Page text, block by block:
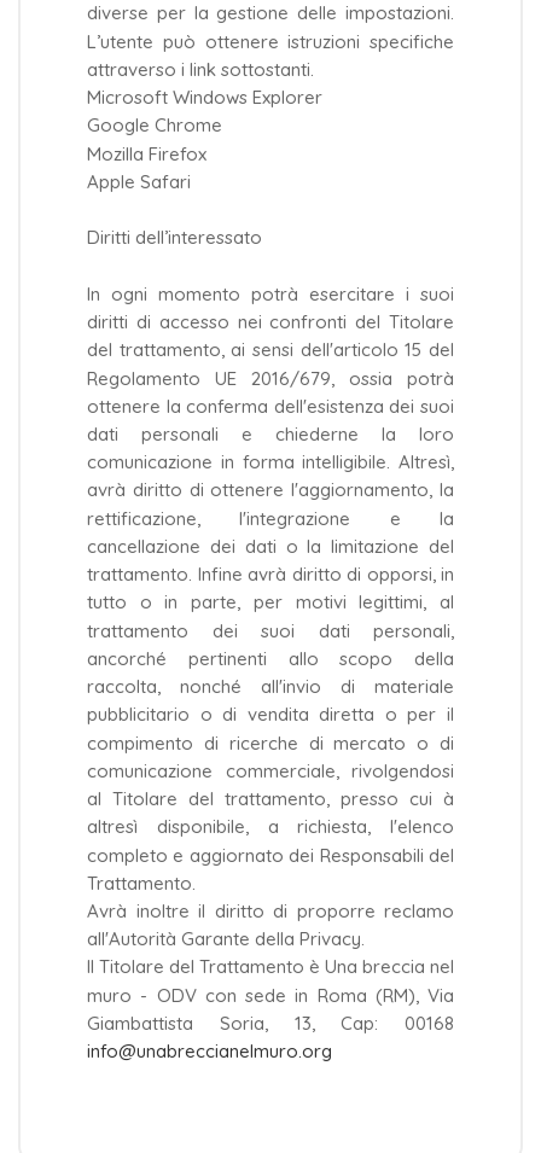
diverse per la gestione delle impostazioni.
L’utente può ottenere istruzioni specifiche
attraverso i link sottostanti.
Microsoft Windows Explorer
Google Chrome
Mozilla Firefox
Apple Safari
Diritti dell’interessato
In ogni momento potrà esercitare i suoi
diritti di accesso nei confronti del Titolare
del trattamento, ai sensi dell'articolo 15 del
Regolamento UE 2016/679, ossia potrà
ottenere la conferma dell'esistenza dei suoi
dati personali e chiederne la loro
comunicazione in forma intelligibile. Altresì,
avrà diritto di ottenere l'aggiornamento, la
rettificazione, l'integrazione e la
cancellazione dei dati o la limitazione del
trattamento. Infine avrà diritto di opporsi, in
tutto o in parte, per motivi legittimi, al
trattamento dei suoi dati personali,
ancorché pertinenti allo scopo della
raccolta, nonché all'invio di materiale
pubblicitario o di vendita diretta o per il
compimento di ricerche di mercato o di
comunicazione commerciale, rivolgendosi
al Titolare del trattamento, presso cui à
altresì disponibile, a richiesta, l'elenco
completo e aggiornato dei Responsabili del
Trattamento.
Avrà inoltre il diritto di proporre reclamo
all'Autorità Garante della Privacy.
Il Titolare del Trattamento è Una breccia nel
muro - ODV con sede in Roma (RM), Via
Giambattista Soria, 13, Cap: 00168
info@unabreccianelmuro.org